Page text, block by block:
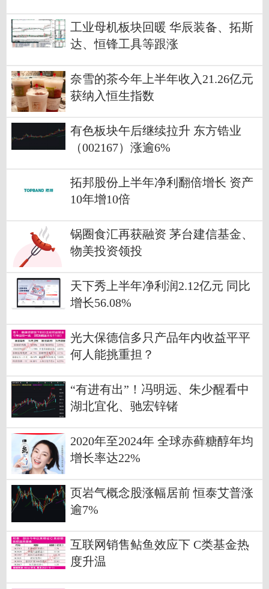
工业母机板块回暖 华辰装备、拓斯
达、恒锋工具等跟涨
奈雪的茶今年上半年收入21.26亿元
获纳入恒生指数
有色板块午后继续拉升 东方锆业
（002167）涨逾6%
拓邦股份上半年净利翻倍增长 资产
10年增10倍
锅圈食汇再获融资 茅台建信基金、
物美投资领投
天下秀上半年净利润2.12亿元 同比
增长56.08%
光大保德信多只产品年内收益平平
何人能挑重担？
“有进有出”！冯明远、朱少醒看中
湖北宜化、驰宏锌锗
2020年至2024年 全球赤藓糖醇年均
增长率达22%
页岩气概念股涨幅居前 恒泰艾普涨
逾7%
互联网销售鲇鱼效应下 C类基金热
度升温